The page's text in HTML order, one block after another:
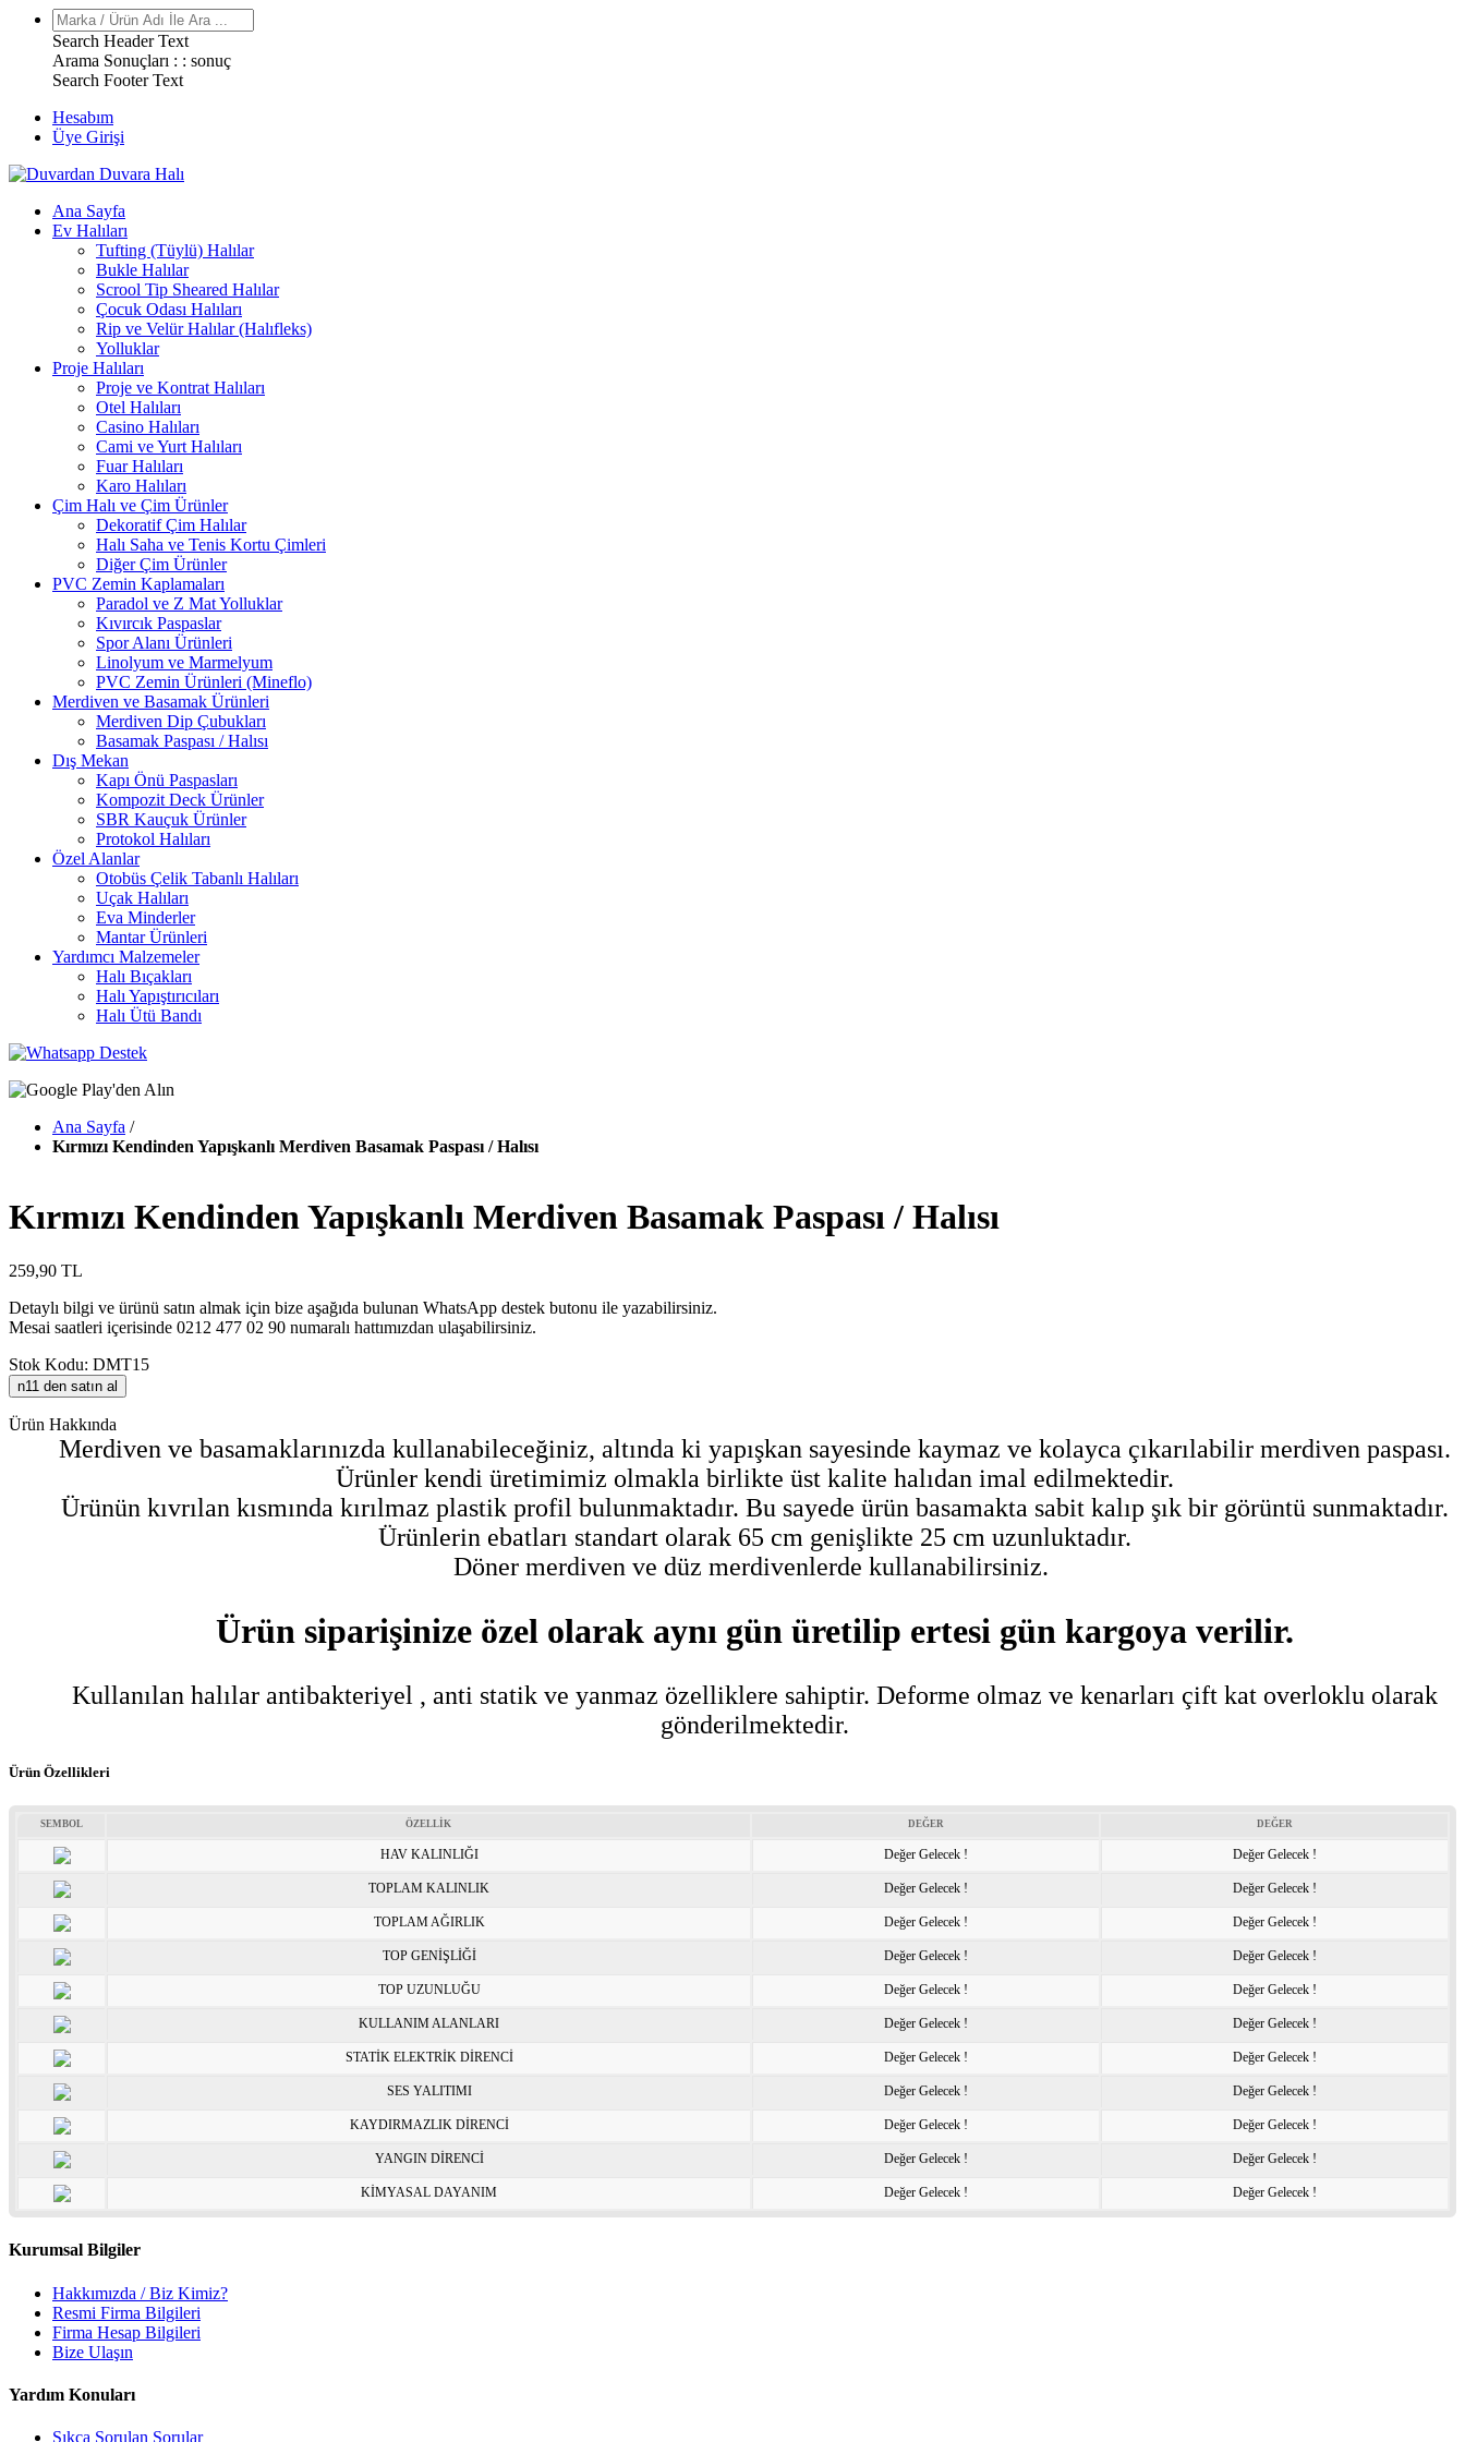
Search Header Text
Arama Sonuçları : : sonuç
Search Footer Text
Hesabım
Üye Girişi
Ana Sayfa
Ev Halıları
Tufting (Tüylü) Halılar
Bukle Halılar
Scrool Tip Sheared Halılar
Çocuk Odası Halıları
Rip ve Velür Halılar (Halıfleks)
Yolluklar
Proje Halıları
Proje ve Kontrat Halıları
Otel Halıları
Casino Halıları
Cami ve Yurt Halıları
Fuar Halıları
Karo Halıları
Çim Halı ve Çim Ürünler
Dekoratif Çim Halılar
Halı Saha ve Tenis Kortu Çimleri
Diğer Çim Ürünler
PVC Zemin Kaplamaları
Paradol ve Z Mat Yolluklar
Kıvırcık Paspaslar
Spor Alanı Ürünleri
Linolyum ve Marmelyum
PVC Zemin Ürünleri (Mineflo)
Merdiven ve Basamak Ürünleri
Merdiven Dip Çubukları
Basamak Paspası / Halısı
Dış Mekan
Kapı Önü Paspasları
Kompozit Deck Ürünler
SBR Kauçuk Ürünler
Protokol Halıları
Özel Alanlar
Otobüs Çelik Tabanlı Halıları
Uçak Halıları
Eva Minderler
Mantar Ürünleri
Yardımcı Malzemeler
Halı Bıçakları
Halı Yapıştırıcıları
Halı Ütü Bandı
Ana Sayfa /
Kırmızı Kendinden Yapışkanlı Merdiven Basamak Paspası / Halısı
Kırmızı Kendinden Yapışkanlı Merdiven Basamak Paspası / Halısı
259,90 TL
Detaylı bilgi ve ürünü satın almak için bize aşağıda bulunan WhatsApp destek butonu ile yazabilirsiniz.
Mesai saatleri içerisinde 0212 477 02 90 numaralı hattımızdan ulaşabilirsiniz.
Stok Kodu: DMT15
n11 den satın al
Ürün Hakkında
Merdiven ve basamaklarınızda kullanabileceğiniz, altında ki yapışkan sayesinde kaymaz ve kolayca çıkarılabilir merdiven paspası.
Ürünler kendi üretimimiz olmakla birlikte üst kalite halıdan imal edilmektedir.
Ürünün kıvrılan kısmında kırılmaz plastik profil bulunmaktadır. Bu sayede ürün basamakta sabit kalıp şık bir görüntü sunmaktadır.
Ürünlerin ebatları standart olarak 65 cm genişlikte 25 cm uzunluktadır.
Döner merdiven ve düz merdivenlerde kullanabilirsiniz.
Ürün siparişinize özel olarak aynı gün üretilip ertesi gün kargoya verilir.
Kullanılan halılar antibakteriyel , anti statik ve yanmaz özelliklere sahiptir. Deforme olmaz ve kenarları çift kat overloklu olarak
gönderilmektedir.
Ürün Özellikleri
SEMBOL ÖZELLİK DEĞER DEĞER
HAV KALINLIĞI Değer Gelecek ! Değer Gelecek !
TOPLAM KALINLIK Değer Gelecek ! Değer Gelecek !
TOPLAM AĞIRLIK Değer Gelecek ! Değer Gelecek !
TOP GENİŞLİĞİ Değer Gelecek ! Değer Gelecek !
TOP UZUNLUĞU Değer Gelecek ! Değer Gelecek !
KULLANIM ALANLARI Değer Gelecek ! Değer Gelecek !
STATİK ELEKTRİK DİRENCİ Değer Gelecek ! Değer Gelecek !
SES YALITIMI Değer Gelecek ! Değer Gelecek !
KAYDIRMAZLIK DİRENCİ Değer Gelecek ! Değer Gelecek !
YANGIN DİRENCİ Değer Gelecek ! Değer Gelecek !
KİMYASAL DAYANIM Değer Gelecek ! Değer Gelecek !
Kurumsal Bilgiler
Hakkımızda / Biz Kimiz?
Resmi Firma Bilgileri
Firma Hesap Bilgileri
Bize Ulaşın
Yardım Konuları
Sıkça Sorulan Sorular